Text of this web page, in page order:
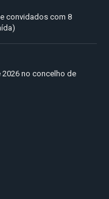
convidados com 8
no concelho de